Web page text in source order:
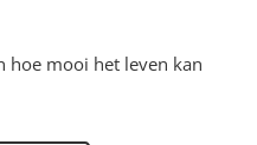
hoe mooi het leven kan